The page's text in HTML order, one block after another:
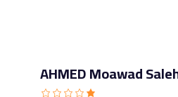
AHMED Moawad